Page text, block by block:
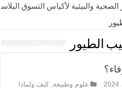
والبيئية لأكياس التسوق
الطيور
علوم وطبيعة, كيف ولماذا